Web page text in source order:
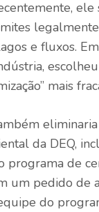
ele
e fluxos.
mais
da DEQ,
programa de
um pedido de
do